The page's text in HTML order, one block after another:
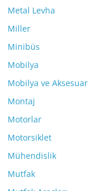
Metal Levha
Miller
Minibüs
Mobilya
Mobilya ve Aksesuar
Montaj
Motorlar
Motorsiklet
Mühendislik
Mutfak